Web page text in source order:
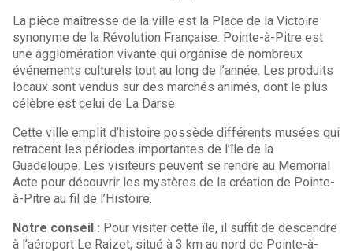
La pièce maîtresse de la ville est la Place de la Victoire
synonyme de la Révolution Française. Pointe-à-Pitre est
une agglomération vivante qui organise de nombreux
événements culturels tout au long de l’année. Les produits
locaux sont vendus sur des marchés animés, dont le plus
célèbre est celui de La Darse.
Cette ville emplit d’histoire possède différents musées qui
retracent les périodes importantes de l’île de la
Guadeloupe. Les visiteurs peuvent se rendre au Memorial
Acte pour découvrir les mystères de la création de Pointe-
à-Pitre au fil de l’Histoire.
Notre conseil : Pour visiter cette île, il suffit de descendre
à l’aéroport Le Raizet, situé à 3 km au nord de Pointe-à-